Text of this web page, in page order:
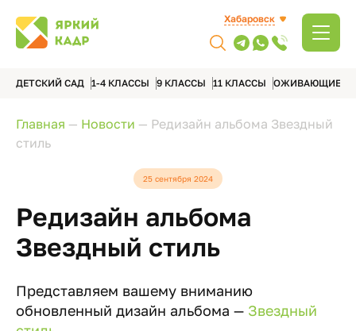
Хабаровск
ДЕТСКИЙ САД 1-4 КЛАССЫ 9 КЛАССЫ 11 КЛАССЫ ОЖИВАЮЩИЕ
Главная — Новости — Редизайн альбома Звездный
стиль
25 сентября 2024
Редизайн альбома
Звездный стиль
Представляем вашему вниманию
обновленный дизайн альбома — Звездный